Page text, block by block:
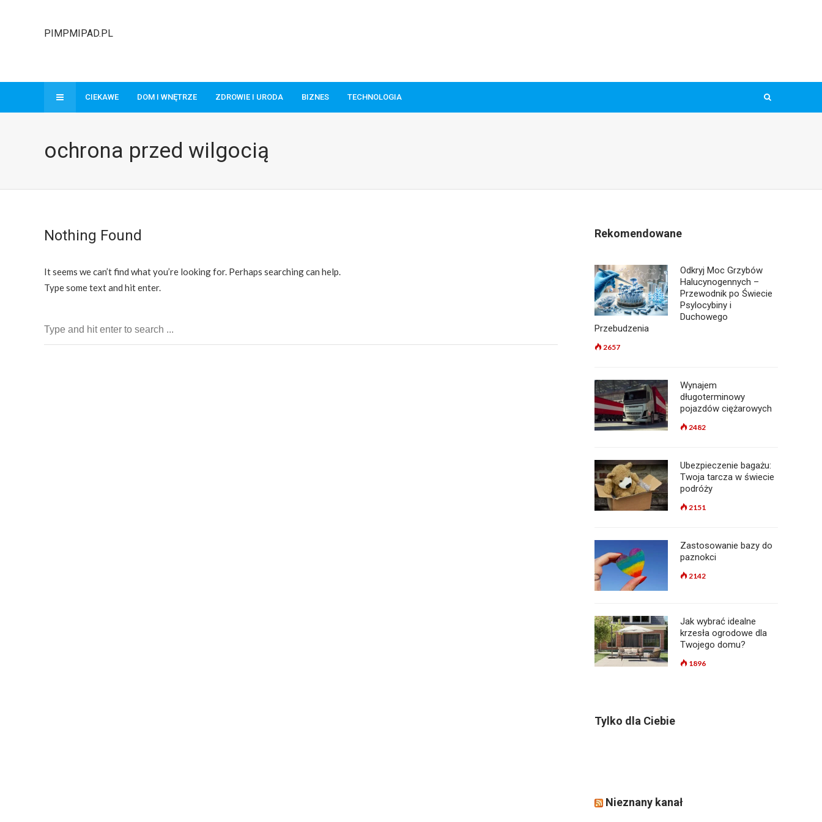
PIMPMIPAD.PL
CIEKAWE DOM I WNĘTRZE ZDROWIE I URODA BIZNES TECHNOLOGIA
ochrona przed wilgocią
Nothing Found
It seems we can’t find what you’re looking for. Perhaps searching can help.
Type some text and hit enter.
Rekomendowane
Odkryj Moc Grzybów
Halucynogennych –
Przewodnik po Świecie
Psylocybiny i
Duchowego
Przebudzenia
2657
Wynajem
długoterminowy
pojazdów ciężarowych
2482
Ubezpieczenie bagażu:
Twoja tarcza w świecie
podróży
2151
Zastosowanie bazy do
paznokci
2142
Jak wybrać idealne
krzesła ogrodowe dla
Twojego domu?
1896
Tylko dla Ciebie
Nieznany kanał